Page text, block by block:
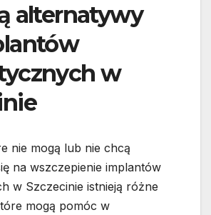
alternatywy
w
nie mogą lub nie chcą
na wszczepienie implantów
w Szczecinie istnieją różne
mogą pomóc w